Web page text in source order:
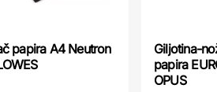
papira A4 Neutron
Giljotina-
papira
OPUS